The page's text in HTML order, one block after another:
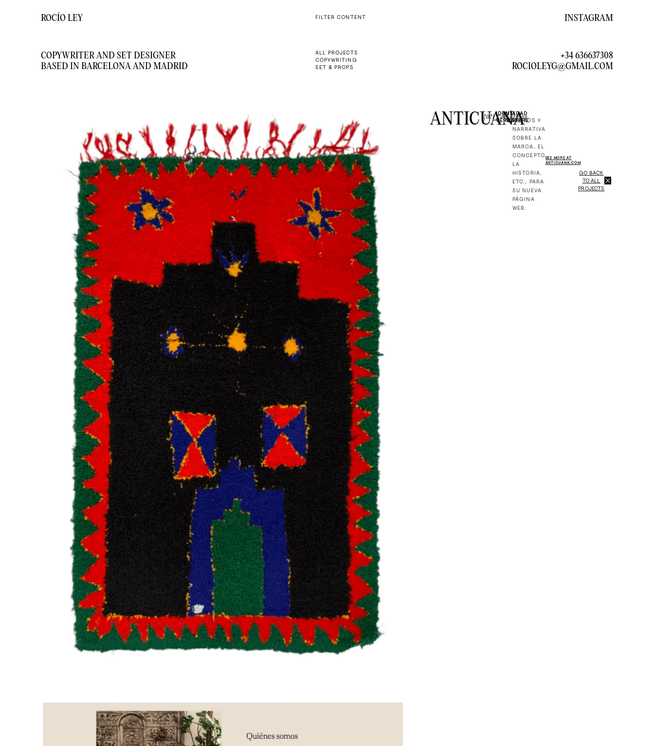
ROCÍO LEY
COPYWRITER AND SET DESIGNER
BASED IN BARCELONA AND MADRID
FILTER CONTENT
ALL PROJECTS
COPYWRITING
SET & PROPS
+34 636637308
ROCIOLEYG@GMAIL.COM
INSTAGRAM
ANTICUANA
2021
/
Copywriting
IDENTIDAD
VERBAL
VÍA
WOZERE
TEXTOS Y
NARRATIVA
SOBRE LA
MARCA, EL
CONCEPTO,
LA
HISTORIA,
ETC., PARA
SU NUEVA
PÁGINA
WEB.
SEE MORE AT
ANTICUANA.COM
GO BACK
TO ALL
PROJECTS